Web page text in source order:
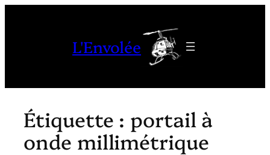
L'Envolée
Étiquette : portail à
onde millimétrique